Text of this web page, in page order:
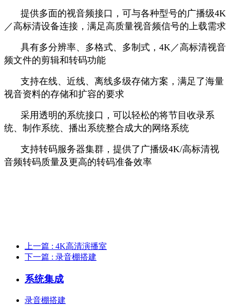
提供多面的视音频接口，可与各种型号的广播级4K
／高标清设备连接，满足高质量视音频信号的上载需求
具有多分辨率、多格式、多制式，4K／高标清视音
频文件的剪辑和转码功能
支持在线、近线、离线多级存储方案，满足了海量
视音资料的存储和扩容的要求
采用透明的系统接口，可以轻松的将节目收录系
统、制作系统、播出系统整合成大的网络系统
支持转码服务器集群，提供了广播级4K/高标清视
音频转码质量及更高的转码准备效率
上一篇 : 4K高清演播室
下一篇 : 录音棚搭建
系统集成
录音棚搭建